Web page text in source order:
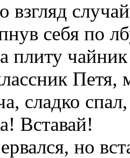
взгляд
себя по
плиту
сладко
Вставай!
но